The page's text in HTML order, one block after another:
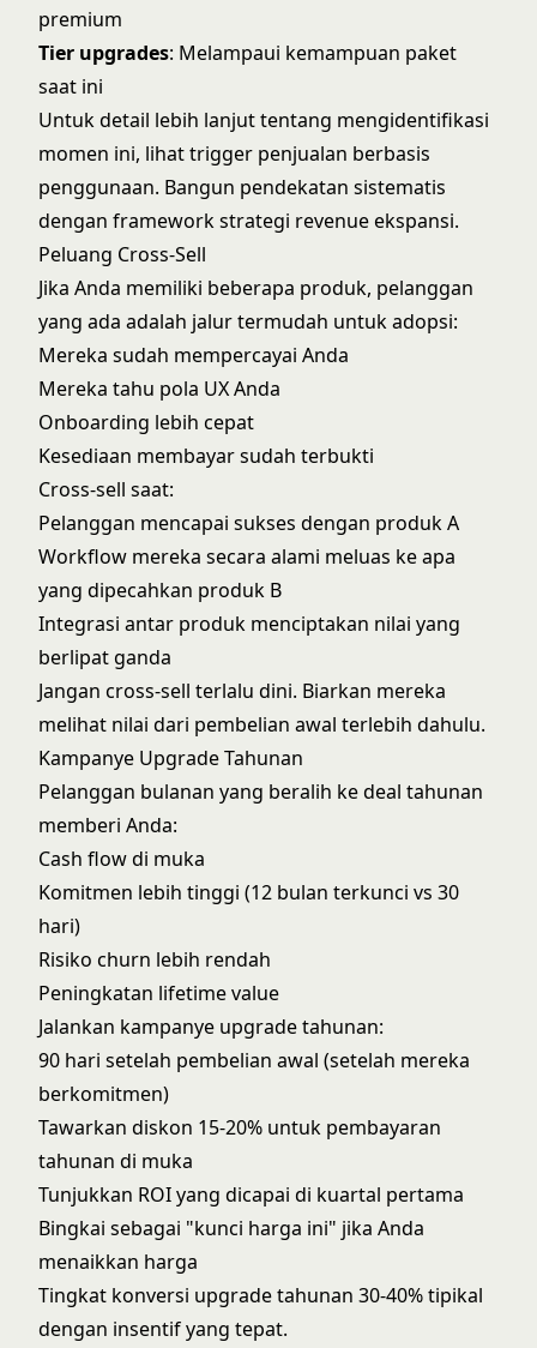
premium
Tier upgrades: Melampaui kemampuan paket
saat ini
Untuk detail lebih lanjut tentang mengidentifikasi
momen ini, lihattrigger penjualan berbasis
penggunaan. Bangun pendekatan sistematis
dengan frameworkstrategi revenue ekspansi.
Peluang Cross-Sell
Jika Anda memiliki beberapa produk, pelanggan
yang ada adalah jalur termudah untuk adopsi:
Mereka sudah mempercayai Anda
Mereka tahu pola UX Anda
Onboarding lebih cepat
Kesediaan membayar sudah terbukti
Cross-sell saat:
Pelanggan mencapai sukses dengan produk A
Workflow mereka secara alami meluas ke apa
yang dipecahkan produk B
Integrasi antar produk menciptakan nilai yang
berlipat ganda
Jangan cross-sell terlalu dini. Biarkan mereka
melihat nilai dari pembelian awal terlebih dahulu.
Kampanye Upgrade Tahunan
Pelanggan bulanan yang beralih ke deal tahunan
memberi Anda:
Cash flow di muka
Komitmen lebih tinggi (12 bulan terkunci vs 30
hari)
Risiko churn lebih rendah
Peningkatan lifetime value
Jalankan kampanye upgrade tahunan:
90 hari setelah pembelian awal (setelah mereka
berkomitmen)
Tawarkan diskon 15-20% untuk pembayaran
tahunan di muka
Tunjukkan ROI yang dicapai di kuartal pertama
Bingkai sebagai "kunci harga ini" jika Anda
menaikkan harga
Tingkat konversi upgrade tahunan 30-40% tipikal
dengan insentif yang tepat.